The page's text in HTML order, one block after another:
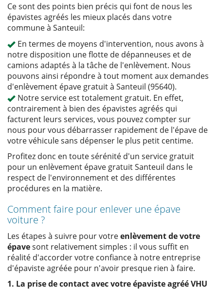
Ce sont des points bien précis qui font de nous les
épavistes agréés les mieux placés dans votre
commune à Santeuil:
En termes de moyens d'intervention, nous avons à
notre disposition une flotte de dépanneuses et de
camions adaptés à la tâche de l'enlèvement. Nous
pouvons ainsi répondre à tout moment aux demandes
d'enlèvement épave gratuit à Santeuil (95640).
Notre service est totalement gratuit. En effet,
contrairement à bien des épavistes agréés qui
facturent leurs services, vous pouvez compter sur
nous pour vous débarrasser rapidement de l'épave de
votre véhicule sans dépenser le plus petit centime.
Profitez donc en toute sérénité d'un service gratuit
pour un enlèvement épave gratuit Santeuil dans le
respect de l'environnement et des différentes
procédures en la matière.
Comment faire pour enlever une épave
voiture ?
Les étapes à suivre pour votreenlèvement de votre
épavesont relativement simples : il vous suffit en
réalité d'accorder votre confiance à notre entreprise
d'épaviste agréée pour n'avoir presque rien à faire.
1. La prise de contact avec votre épaviste agréé VHU